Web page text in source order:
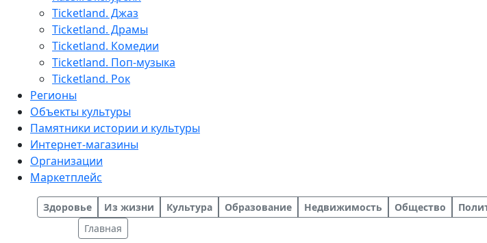
Ticketland. Джаз
Ticketland. Драмы
Ticketland. Комедии
Ticketland. Поп-музыка
Ticketland. Рок
Регионы
Объекты культуры
Памятники истории и культуры
Интернет-магазины
Организации
Маркетплейс
Здоровье Из жизни Культура Образование Недвижимость Общество
Главная